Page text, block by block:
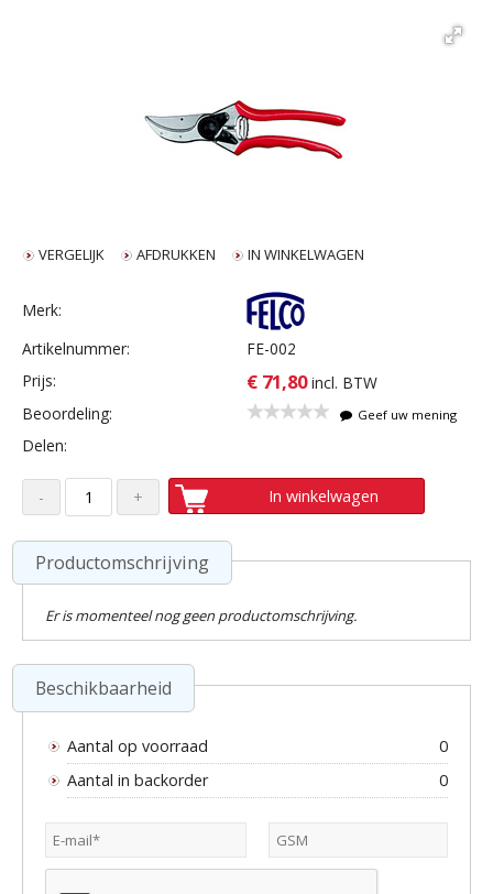
VERGELIJK AFDRUKKEN IN WINKELWAGEN
Merk:
Artikelnummer:
FE-002
Prijs:
€ 71,80 incl. BTW
Beoordeling:
Geef uw mening
Delen:
In winkelwagen
Productomschrijving
Er is momenteel nog geen productomschrijving.
Beschikbaarheid
Aantal op voorraad
0
Aantal in backorder
0